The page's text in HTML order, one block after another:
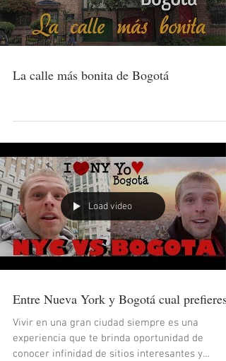
La calle más bonita de Bogotá
Load video
Entre Nueva York y Bogotá cual prefieres?
Vivir en una gran ciudad siempre es una
experiencia que te brinda oportunidad de
conocer infinidad de sitios interesantes y